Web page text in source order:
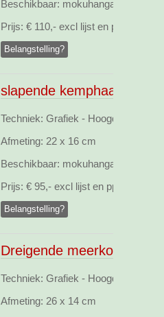
Beschikbaar: mokuhanga opl.15
Prijs: € 110,- excl lijst en pp
Belangstelling?
slapende kemphaan
Techniek: Grafiek - Hoogdruk,
Afmeting: 22 x 16 cm
Beschikbaar: mokuhanga opl.13
Prijs: € 95,- excl lijst en pp
Belangstelling?
Dreigende meerkoet
Techniek: Grafiek - Hoogdruk,
Afmeting: 26 x 14 cm